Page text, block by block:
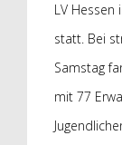
LV
statt. Bei
Samstag
mit 77